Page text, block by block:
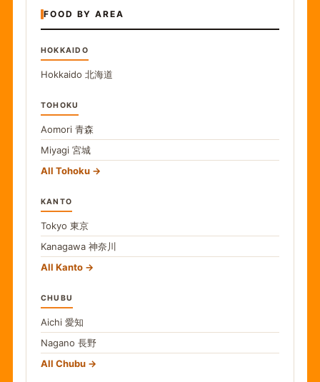
FOOD BY AREA
HOKKAIDO
Hokkaido 北海道
TOHOKU
Aomori 青森
Miyagi 宮城
All Tohoku
KANTO
Tokyo 東京
Kanagawa 神奈川
All Kanto
CHUBU
Aichi 愛知
Nagano 長野
All Chubu